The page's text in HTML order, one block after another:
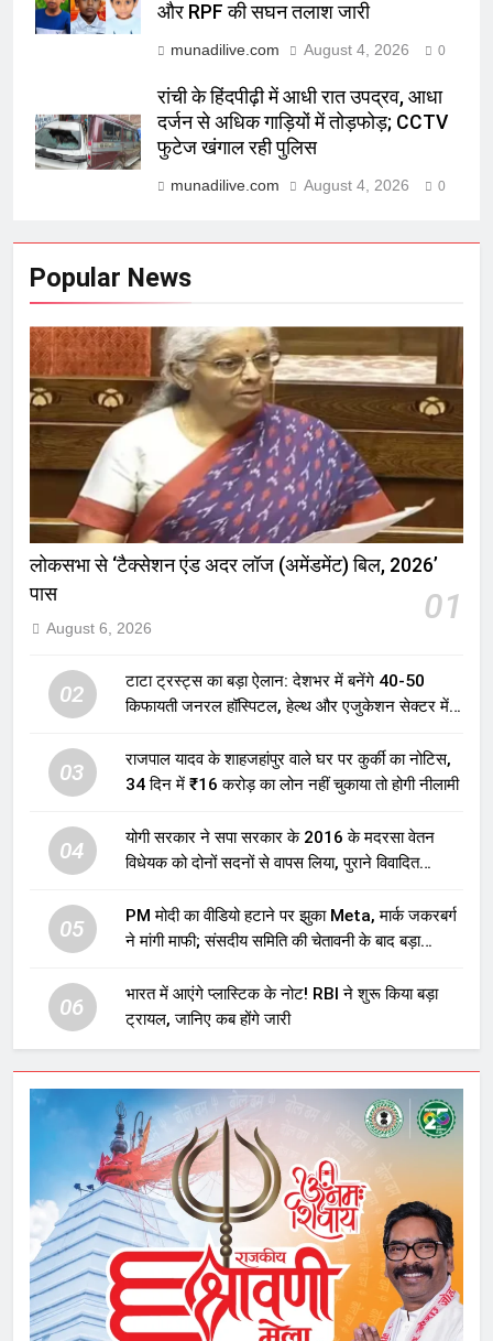
और RPF की सघन तलाश जारी
munadilive.com August 4, 2026 0
रांची के हिंदपीढ़ी में आधी रात उपद्रव, आधा
दर्जन से अधिक गाड़ियों में तोड़फोड़; CCTV
फुटेज खंगाल रही पुलिस
munadilive.com August 4, 2026 0
Popular News
लोकसभा से ‘टैक्सेशन एंड अदर लॉज (अमेंडमेंट) बिल, 2026’
पास
01
August 6, 2026
02
टाटा ट्रस्ट्स का बड़ा ऐलान: देशभर में बनेंगे 40-50
किफायती जनरल हॉस्पिटल, हेल्थ और एजुकेशन सेक्टर में
03
राजपाल यादव के शाहजहांपुर वाले घर पर कुर्की का नोटिस,
34 दिन में ₹16 करोड़ का लोन नहीं चुकाया तो होगी नीलामी
04
योगी सरकार ने सपा सरकार के 2016 के मदरसा वेतन
विधेयक को दोनों सदनों से वापस लिया, पुराने विवादित
05
PM मोदी का वीडियो हटाने पर झुका Meta, मार्क जकरबर्ग
ने मांगी माफी; संसदीय समिति की चेतावनी के बाद बड़ा
06
भारत में आएंगे प्लास्टिक के नोट! RBI ने शुरू किया बड़ा
ट्रायल, जानिए कब होंगे जारी